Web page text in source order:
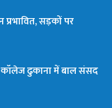
प्रभावित, सड़कों पर
कॉलेज ढुकाना में बाल संसद